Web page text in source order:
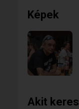
Képek
Akit keres